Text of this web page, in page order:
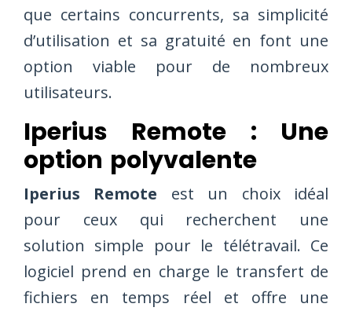
que certains concurrents, sa simplicité
d’utilisation et sa gratuité en font une
option viable pour de nombreux
utilisateurs.
Iperius Remote : Une
option polyvalente
Iperius Remote est un choix idéal
pour ceux qui recherchent une
solution simple pour le télétravail. Ce
logiciel prend en charge le transfert de
fichiers en temps réel et offre une